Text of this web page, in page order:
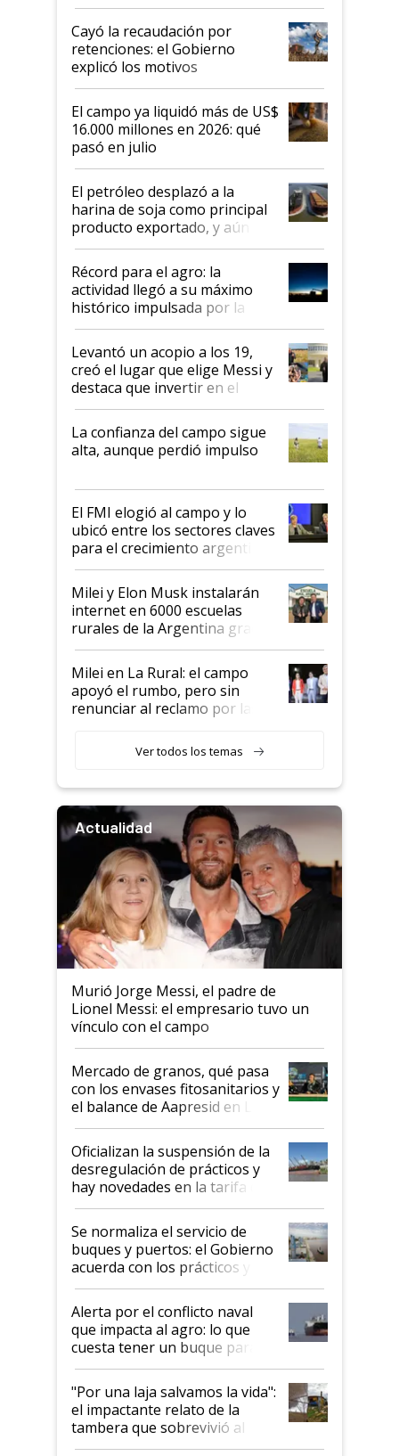
al Congreso Aapresid y hasta se
habló del financiamiento al IPCVA
Cayó la recaudación por
retenciones: el Gobierno
explicó los motivos
El campo ya liquidó más de US$
16.000 millones en 2026: qué
pasó en julio
El petróleo desplazó a la
harina de soja como principal
producto exportado, y aún así
el agro aportó casi seis de cada
diez dólares y sostuvo el
liderazgo en un semestre
récord
Récord para el agro: la
actividad llegó a su máximo
histórico impulsada por la
cosecha y las exportaciones
Levantó un acopio a los 19,
creó el lugar que elige Messi y
destaca que invertir en el
kirchnerismo era como "darle
plata a un hijo para droga":
Juan Félix Rossetti, el libertario
que de una dura crisis salió
de Milei
La confianza del campo sigue
alta, aunque perdió impulso
El FMI elogió al campo y lo
ubicó entre los sectores claves
para el crecimiento argentino
Milei y Elon Musk instalarán
internet en 6000 escuelas
rurales de la Argentina gracias
a un acuerdo con Starlink
Milei en La Rural: el campo
apoyó el rumbo, pero sin
renunciar al reclamo por las
Ver todos los temas
Actualidad
Murió Jorge Messi, el padre de
Lionel Messi: el empresario tuvo un
vínculo con el campo
Mercado de granos, qué pasa
con los envases fitosanitarios y
el balance de Aapresid en La
Posta
Oficializan la suspensión de la
desregulación de prácticos y
hay novedades en la tarifa de
la hidrovía
Se normaliza el servicio de
buques y puertos: el Gobierno
acuerda con los prácticos y
suspende el decreto de
desregulación
Alerta por el conflicto naval
que impacta al agro: lo que
cuesta tener un buque parado
y el peligro de que Argentina
pase a ser "país sucio"
"Por una laja salvamos la vida":
el impactante relato de la
tambera que sobrevivió al
tornado